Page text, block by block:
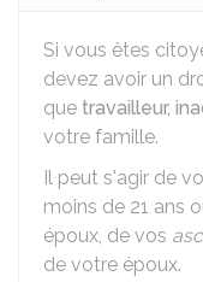
Si vous êtes
devez avoir un
que travailleur,
votre famille.
Il peut s'agir de
moins de 21 ans
époux, de vos
de votre époux.